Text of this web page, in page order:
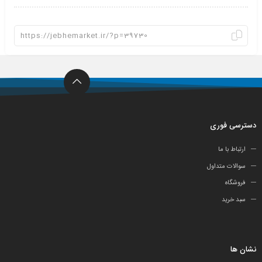
دسترسی فوری
ارتباط با ما
سوالات متداول
فروشگاه
سبد خرید
نشان ها